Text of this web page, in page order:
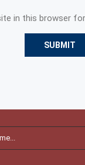
in this browser